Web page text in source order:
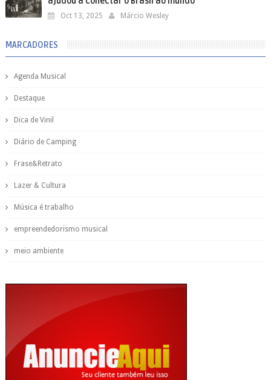
Oct 13, 2025 Márcio Wesley
MARCADORES
Agenda Musical
Destaque
Dica de Vinil
Diário de Camping
Frase&Retrato
Lazer & Cultura
Música é trabalho
empreendedorismo musical
meio ambiente